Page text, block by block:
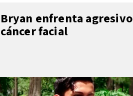
Bryan enfrenta agresivo
cáncer facial